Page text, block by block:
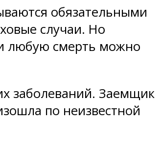
обязательными
случаи. Но
любую смерть можно
заболеваний. Заемщик
по неизвестной